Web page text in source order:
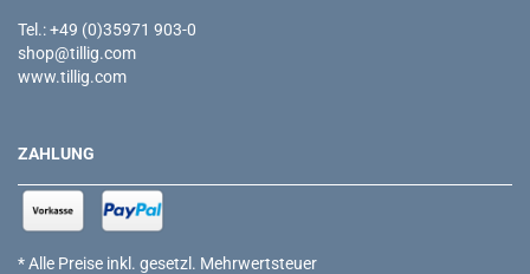
Tel.: +49 (0)35971 903-0
shop@tillig.com
www.tillig.com
ZAHLUNG
* Alle Preise inkl. gesetzl. Mehrwertsteuer